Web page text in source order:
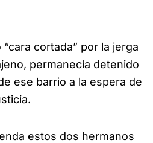
cortada” por la jerga
permanecía detenido
ese barrio a la espera de
estos dos hermanos